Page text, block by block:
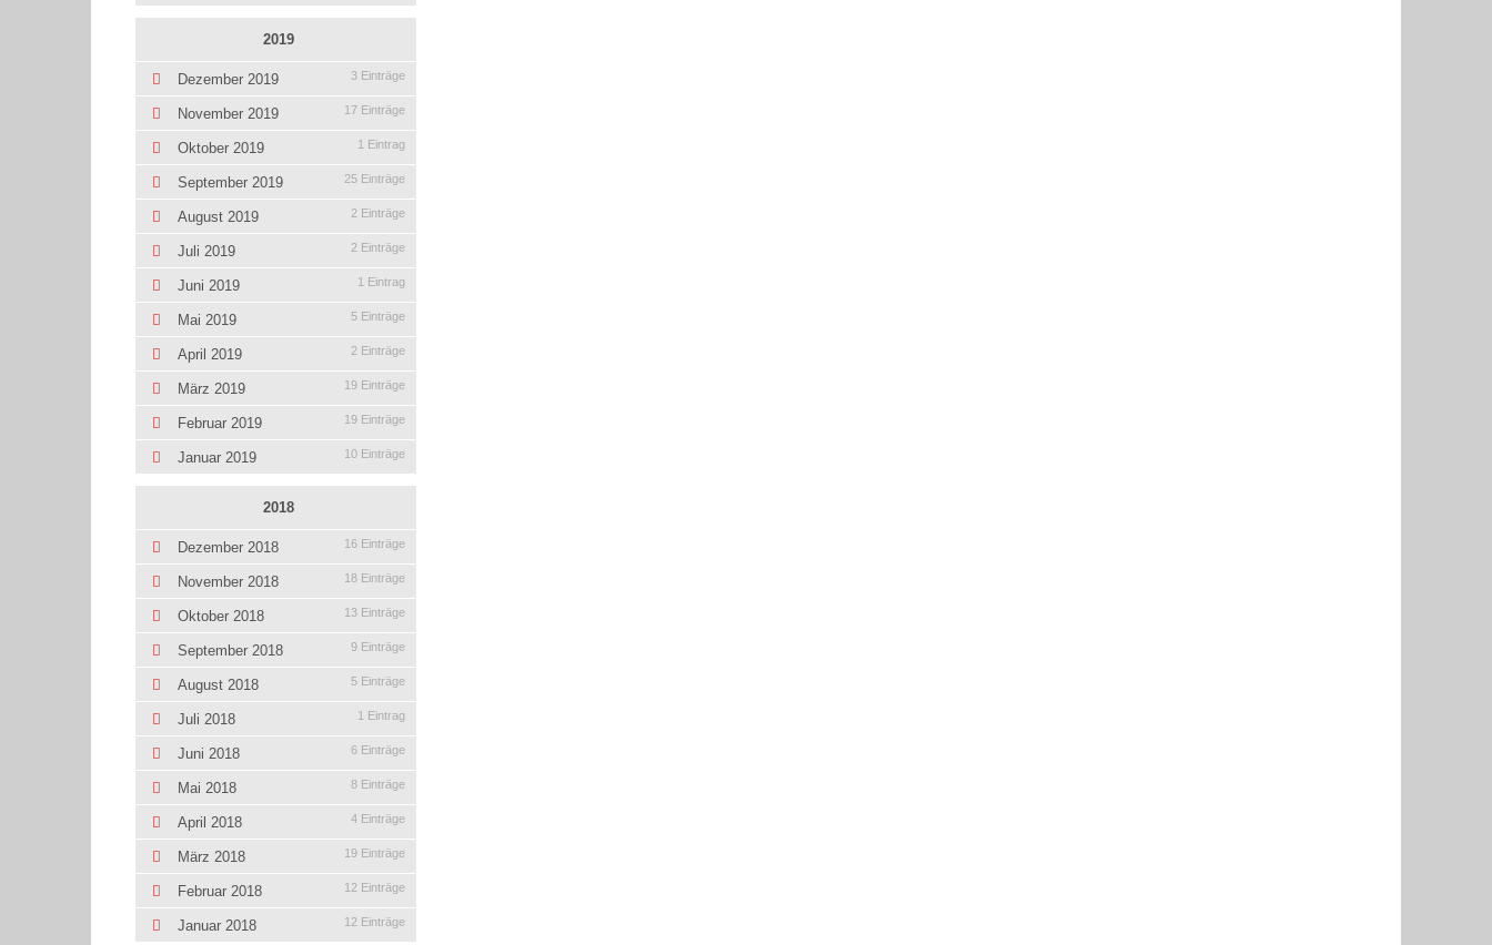
2019
Dezember 2019 3 Einträge
November 2019 17 Einträge
Oktober 2019 1 Eintrag
September 2019 25 Einträge
August 2019 2 Einträge
Juli 2019 2 Einträge
Juni 2019 1 Eintrag
Mai 2019 5 Einträge
April 2019 2 Einträge
März 2019 19 Einträge
Februar 2019 19 Einträge
Januar 2019 10 Einträge
2018
Dezember 2018 16 Einträge
November 2018 18 Einträge
Oktober 2018 13 Einträge
September 2018 9 Einträge
August 2018 5 Einträge
Juli 2018 1 Eintrag
Juni 2018 6 Einträge
Mai 2018 8 Einträge
April 2018 4 Einträge
März 2018 19 Einträge
Februar 2018 12 Einträge
Januar 2018 12 Einträge